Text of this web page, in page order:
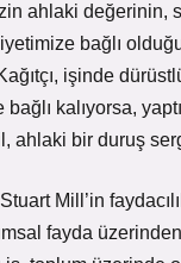
ahlaki değerinin,
bağlı
işinde
bağlı kalıyorsa,
ahlaki bir duruş
Mill’in
fayda